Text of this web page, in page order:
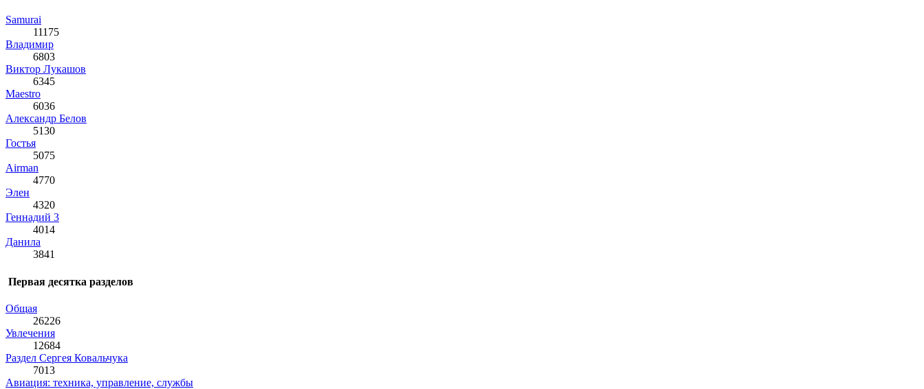
Samurai
11175
Влaдимир
6803
Виктор Лукашов
6345
Maestro
6036
Александр Белов
5130
Гостья
5075
Airman
4770
Элен
4320
Геннадий 3
4014
Данила
3841
Первая десятка разделов
Общая
26226
Увлечения
12684
Раздел Сергея Ковальчука
7013
Авиация: техника, управление, службы